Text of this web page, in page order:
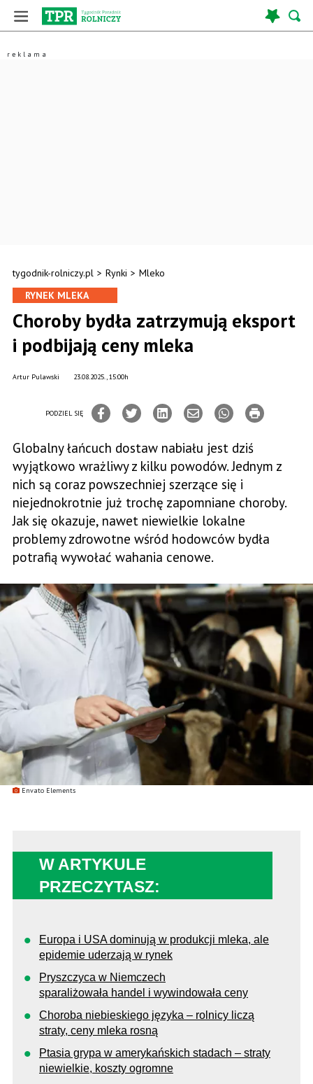
tygodnik-rolniczy.pl > Rynki > Mleko
Envato Elements
RYNEK MLEKA
Choroby bydła zatrzymują eksport
i podbijają ceny mleka
23.08.2025., 15:00h
Artur Pulawski
PODZIEL SIĘ
Globalny łańcuch dostaw nabiału jest dziś
wyjątkowo wrażliwy z kilku powodów. Jednym z
nich są coraz powszechniej szerzące się i
niejednokrotnie już trochę zapomniane choroby.
Jak się okazuje, nawet niewielkie lokalne
problemy zdrowotne wśród hodowców bydła
potrafią wywołać wahania cenowe.
W ARTYKULE
PRZECZYTASZ:
Europa i USA dominują w produkcji mleka, ale
epidemie uderzają w rynek
Pryszczyca w Niemczech
sparaliżowała handel i wywindowała ceny
Choroba niebieskiego języka – rolnicy liczą
straty, ceny mleka rosną
Ptasia grypa w amerykańskich stadach – straty
niewielkie, koszty ogromne